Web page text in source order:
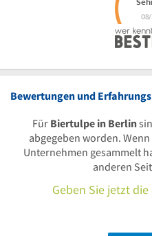
Bewertungen und
Für Biertulpe in Berlin
abgegeben worden.
Unternehmen gesammelt
anderen
Geben Sie jetzt